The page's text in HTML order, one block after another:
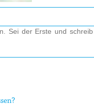
Sei der Erste und